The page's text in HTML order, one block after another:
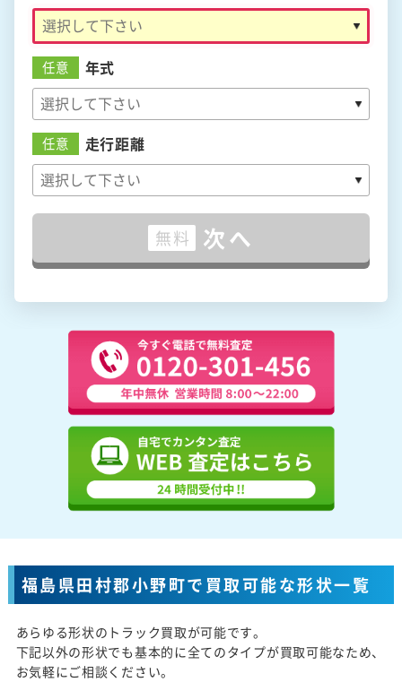
任意 年式
任意 走行距離
無料 次へ
福島県田村郡小野町で買取可能な形状一覧
あらゆる形状のトラック買取が可能です。
下記以外の形状でも基本的に全てのタイプが買取可能なため、
お気軽にご相談ください。